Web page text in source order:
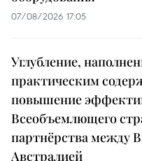
07/08/2026 17:05
Углубление,
практическим
повышение
Всеобъемлющего
партнёрства между
Австралией